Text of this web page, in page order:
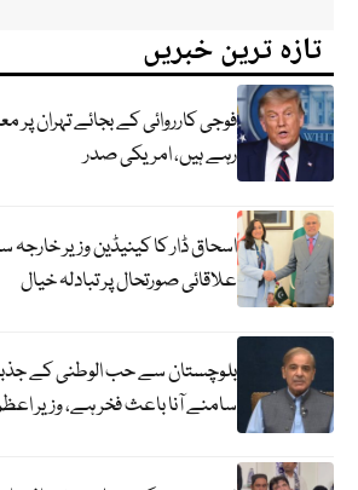
تازہ ترین خبریں
فوجی کارروائی کے بجائے تہران پر
رہے ہیں، امریکی صدر
اسحاق ڈار کا کینیڈین وزیر خارجہ
علاقائی صورتحال پر تبادلہ خیال
بلوچستان سے حب الوطنی کے
سامنے آنا باعث فخر ہے، وزیر